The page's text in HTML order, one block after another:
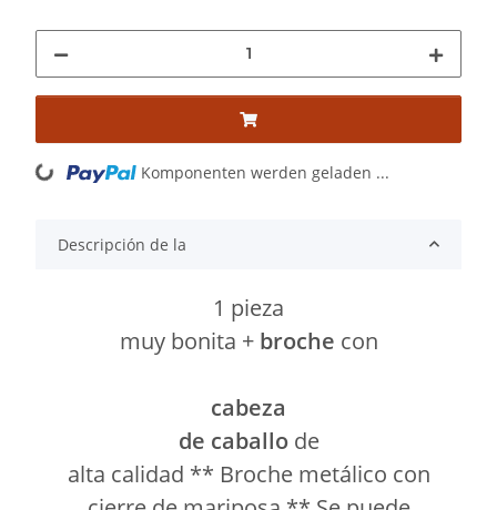
Loading... Komponenten werden geladen ...
Descripción de la
1 pieza
muy bonita + broche con
cabeza
de caballode
alta calidad ** Broche metálico con